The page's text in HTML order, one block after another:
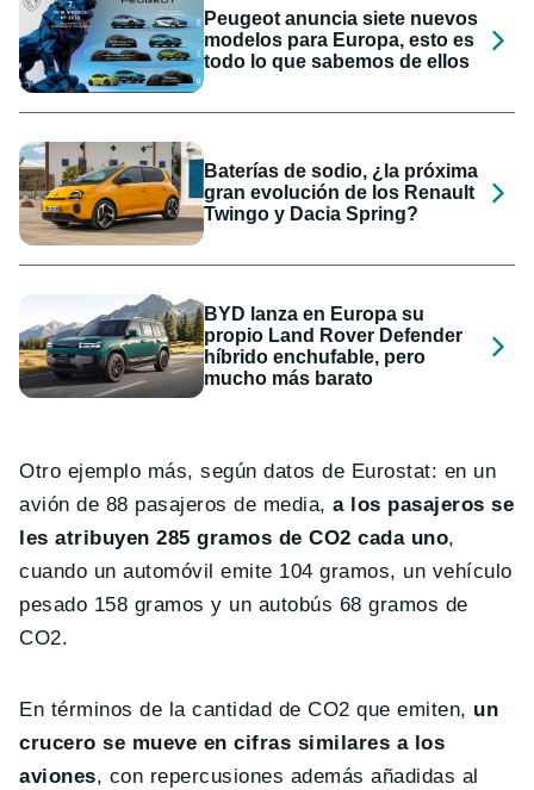
Peugeot anuncia siete nuevos
modelos para Europa, esto es
todo lo que sabemos de ellos
Baterías de sodio, ¿la próxima
gran evolución de los Renault
Twingo y Dacia Spring?
BYD lanza en Europa su
propio Land Rover Defender
híbrido enchufable, pero
mucho más barato
Otro ejemplo más, según datos de Eurostat: en un
avión de 88 pasajeros de media,a los pasajeros se
les atribuyen 285 gramos de CO2 cada uno,
cuando un automóvil emite 104 gramos, un vehículo
pesado 158 gramos y un autobús 68 gramos de
CO2.
En términos de la cantidad de CO2 que emiten, un
crucero se mueve en cifras similares a los
aviones, con repercusiones además añadidas al